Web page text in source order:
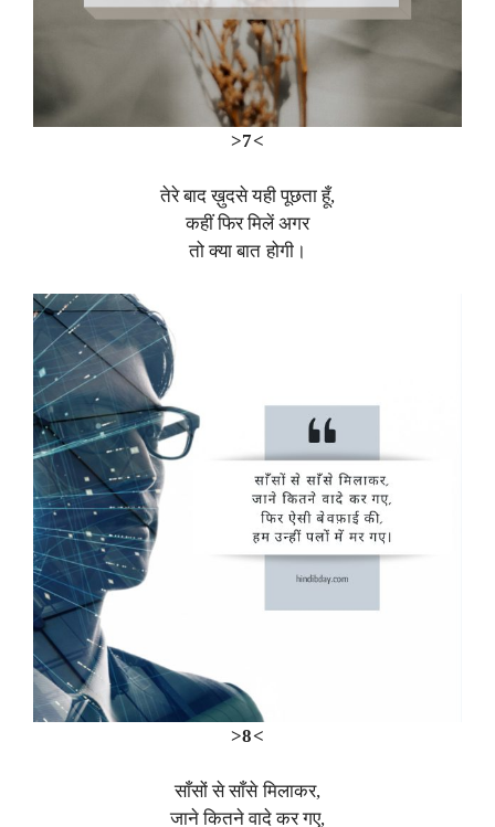
>7<
तेरे बाद ख़ुदसे यही पूछता हूँ,
कहीं फिर मिलें अगर
तो क्या बात होगी।
>8<
साँसों से साँसे मिलाकर,
जाने कितने वादे कर गए,